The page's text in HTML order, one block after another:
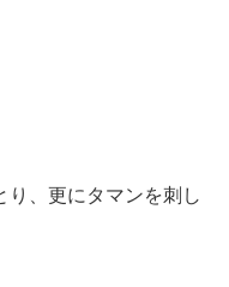
り、更にタマンを刺し